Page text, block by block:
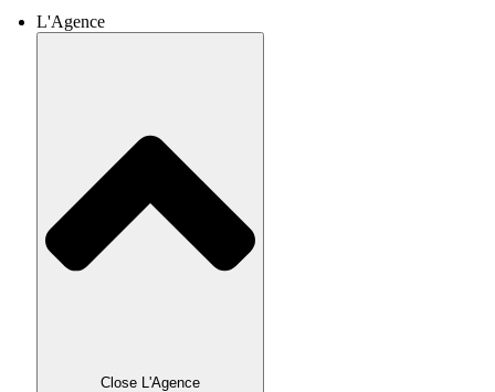
L'Agence
Close L'Agence